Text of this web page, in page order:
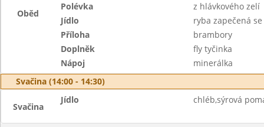
Oběd
Polévka
z hlávkového zelí
Jídlo
ryba zapečená
Příloha
brambory
Doplněk
fly tyčinka
Nápoj
minerálka
Svačina (14:00 - 14:30)
Svačina
Jídlo chléb,sýrová